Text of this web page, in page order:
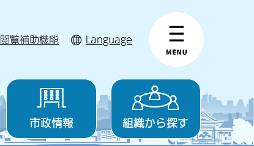
閲覧補助機能 Language
市政情報 組織から探す